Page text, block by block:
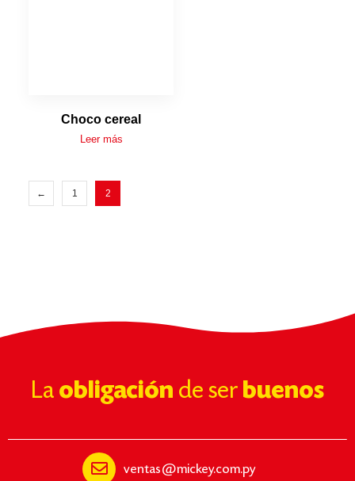
Choco cereal
Leer más
← 1 2
La obligación de ser buenos
ventas@mickey.com.py